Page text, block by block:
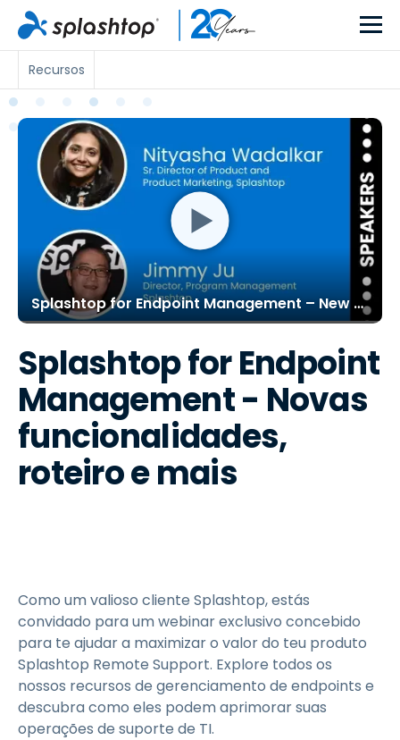
Recursos
Splashtop for Endpoint Management – New Features, Roadmap and More
Splashtop for Endpoint
Management - Novas
funcionalidades,
roteiro e mais
Como um valioso cliente Splashtop, estás
convidado para um webinar exclusivo concebido
para te ajudar a maximizar o valor do teu produto
Splashtop Remote Support. Explore todos os
nossos recursos de gerenciamento de endpoints e
descubra como eles podem aprimorar suas
operações de suporte de TI.